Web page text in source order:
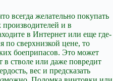
всегда желательно покупать
производителей и в
в Интернет или еще где-
по сверхнизкой цене, то
боеприпасов. Это может
в стволе или даже повредит
вес и предсказать